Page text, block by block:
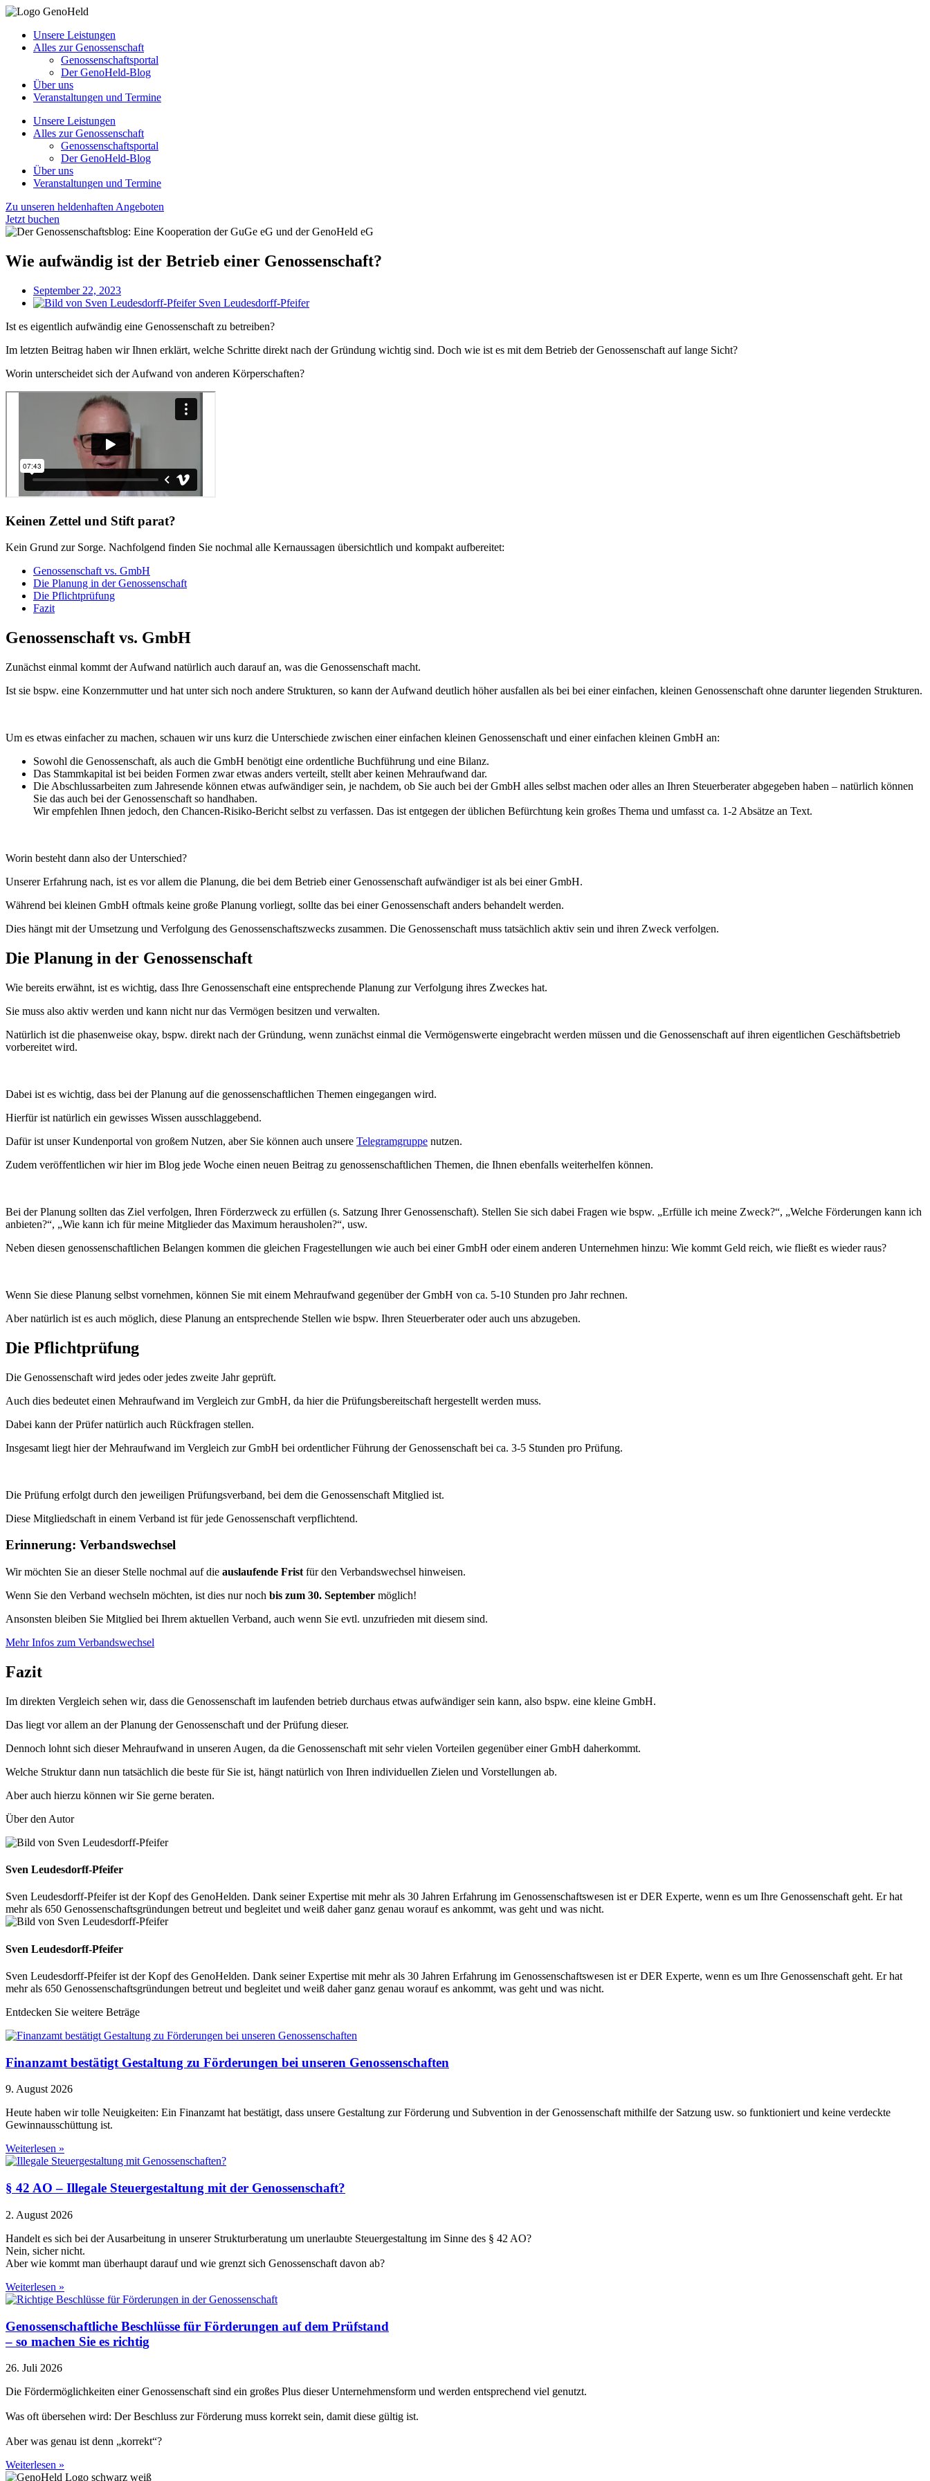
Unsere Leistungen
Alles zur Genossenschaft
Genossenschaftsportal
Der GenoHeld-Blog
Über uns
Veranstaltungen und Termine
Unsere Leistungen
Alles zur Genossenschaft
Genossenschaftsportal
Der GenoHeld-Blog
Über uns
Veranstaltungen und Termine
Zu unseren heldenhaften Angeboten
Jetzt buchen
Wie aufwändig ist der Betrieb einer Genossenschaft?
September 22, 2023
Sven Leudesdorff-Pfeifer
Ist es eigentlich aufwändig eine Genossenschaft zu betreiben?
Im letzten Beitrag haben wir Ihnen erklärt, welche Schritte direkt nach der Gründung wichtig sind. Doch wie ist es mit dem Betrieb der Genossenschaft auf lange Sicht?
Worin unterscheidet sich der Aufwand von anderen Körperschaften?
Keinen Zettel und Stift parat?
Kein Grund zur Sorge. Nachfolgend finden Sie nochmal alle Kernaussagen übersichtlich und kompakt aufbereitet:
Genossenschaft vs. GmbH
Die Planung in der Genossenschaft
Die Pflichtprüfung
Fazit
Genossenschaft vs. GmbH
Zunächst einmal kommt der Aufwand natürlich auch darauf an, was die Genossenschaft macht.
Ist sie bspw. eine Konzernmutter und hat unter sich noch andere Strukturen, so kann der Aufwand deutlich höher ausfallen als bei bei einer einfachen, kleinen Genossenschaft ohne darunter liegenden Strukturen.
Um es etwas einfacher zu machen, schauen wir uns kurz die Unterschiede zwischen einer einfachen kleinen Genossenschaft und einer einfachen kleinen GmbH an:
Sowohl die Genossenschaft, als auch die GmbH benötigt eine ordentliche Buchführung und eine Bilanz.
Das Stammkapital ist bei beiden Formen zwar etwas anders verteilt, stellt aber keinen Mehraufwand dar.
Die Abschlussarbeiten zum Jahresende können etwas aufwändiger sein, je nachdem, ob Sie auch bei der GmbH alles selbst machen oder alles an Ihren Steuerberater abgegeben haben – natürlich können
Sie das auch bei der Genossenschaft so handhaben.
Wir empfehlen Ihnen jedoch, den Chancen-Risiko-Bericht selbst zu verfassen. Das ist entgegen der üblichen Befürchtung kein großes Thema und umfasst ca. 1-2 Absätze an Text.
Worin besteht dann also der Unterschied?
Unserer Erfahrung nach, ist es vor allem die Planung, die bei dem Betrieb einer Genossenschaft aufwändiger ist als bei einer GmbH.
Während bei kleinen GmbH oftmals keine große Planung vorliegt, sollte das bei einer Genossenschaft anders behandelt werden.
Dies hängt mit der Umsetzung und Verfolgung des Genossenschaftszwecks zusammen. Die Genossenschaft muss tatsächlich aktiv sein und ihren Zweck verfolgen.
Die Planung in der Genossenschaft
Wie bereits erwähnt, ist es wichtig, dass Ihre Genossenschaft eine entsprechende Planung zur Verfolgung ihres Zweckes hat.
Sie muss also aktiv werden und kann nicht nur das Vermögen besitzen und verwalten.
Natürlich ist die phasenweise okay, bspw. direkt nach der Gründung, wenn zunächst einmal die Vermögenswerte eingebracht werden müssen und die Genossenschaft auf ihren eigentlichen Geschäftsbetrieb
vorbereitet wird.
Dabei ist es wichtig, dass bei der Planung auf die genossenschaftlichen Themen eingegangen wird.
Hierfür ist natürlich ein gewisses Wissen ausschlaggebend.
Dafür ist unser Kundenportal von großem Nutzen, aber Sie können auch unsere Telegramgruppe nutzen.
Zudem veröffentlichen wir hier im Blog jede Woche einen neuen Beitrag zu genossenschaftlichen Themen, die Ihnen ebenfalls weiterhelfen können.
Bei der Planung sollten das Ziel verfolgen, Ihren Förderzweck zu erfüllen (s. Satzung Ihrer Genossenschaft). Stellen Sie sich dabei Fragen wie bspw. „Erfülle ich meine Zweck?“, „Welche Förderungen kann ich
anbieten?“, „Wie kann ich für meine Mitglieder das Maximum herausholen?“, usw.
Neben diesen genossenschaftlichen Belangen kommen die gleichen Fragestellungen wie auch bei einer GmbH oder einem anderen Unternehmen hinzu: Wie kommt Geld reich, wie fließt es wieder raus?
Wenn Sie diese Planung selbst vornehmen, können Sie mit einem Mehraufwand gegenüber der GmbH von ca. 5-10 Stunden pro Jahr rechnen.
Aber natürlich ist es auch möglich, diese Planung an entsprechende Stellen wie bspw. Ihren Steuerberater oder auch uns abzugeben.
Die Pflichtprüfung
Die Genossenschaft wird jedes oder jedes zweite Jahr geprüft.
Auch dies bedeutet einen Mehraufwand im Vergleich zur GmbH, da hier die Prüfungsbereitschaft hergestellt werden muss.
Dabei kann der Prüfer natürlich auch Rückfragen stellen.
Insgesamt liegt hier der Mehraufwand im Vergleich zur GmbH bei ordentlicher Führung der Genossenschaft bei ca. 3-5 Stunden pro Prüfung.
Die Prüfung erfolgt durch den jeweiligen Prüfungsverband, bei dem die Genossenschaft Mitglied ist.
Diese Mitgliedschaft in einem Verband ist für jede Genossenschaft verpflichtend.
Erinnerung: Verbandswechsel
Wir möchten Sie an dieser Stelle nochmal auf die auslaufende Frist für den Verbandswechsel hinweisen.
Wenn Sie den Verband wechseln möchten, ist dies nur noch bis zum 30. September möglich!
Ansonsten bleiben Sie Mitglied bei Ihrem aktuellen Verband, auch wenn Sie evtl. unzufrieden mit diesem sind.
Mehr Infos zum Verbandswechsel
Fazit
Im direkten Vergleich sehen wir, dass die Genossenschaft im laufenden betrieb durchaus etwas aufwändiger sein kann, also bspw. eine kleine GmbH.
Das liegt vor allem an der Planung der Genossenschaft und der Prüfung dieser.
Dennoch lohnt sich dieser Mehraufwand in unseren Augen, da die Genossenschaft mit sehr vielen Vorteilen gegenüber einer GmbH daherkommt.
Welche Struktur dann nun tatsächlich die beste für Sie ist, hängt natürlich von Ihren individuellen Zielen und Vorstellungen ab.
Aber auch hierzu können wir Sie gerne beraten.
Über den Autor
Sven Leudesdorff-Pfeifer
Sven Leudesdorff-Pfeifer ist der Kopf des GenoHelden. Dank seiner Expertise mit mehr als 30 Jahren Erfahrung im Genossenschaftswesen ist er DER Experte, wenn es um Ihre Genossenschaft geht. Er hat
mehr als 650 Genossenschaftsgründungen betreut und begleitet und weiß daher ganz genau worauf es ankommt, was geht und was nicht.
Sven Leudesdorff-Pfeifer
Sven Leudesdorff-Pfeifer ist der Kopf des GenoHelden. Dank seiner Expertise mit mehr als 30 Jahren Erfahrung im Genossenschaftswesen ist er DER Experte, wenn es um Ihre Genossenschaft geht. Er hat
mehr als 650 Genossenschaftsgründungen betreut und begleitet und weiß daher ganz genau worauf es ankommt, was geht und was nicht.
Entdecken Sie weitere Beträge
Finanzamt bestätigt Gestaltung zu Förderungen bei unseren Genossenschaften
9. August 2026
Heute haben wir tolle Neuigkeiten: Ein Finanzamt hat bestätigt, dass unsere Gestaltung zur Förderung und Subvention in der Genossenschaft mithilfe der Satzung usw. so funktioniert und keine verdeckte
Gewinnausschüttung ist.
Weiterlesen »
§ 42 AO – Illegale Steuergestaltung mit der Genossenschaft?
2. August 2026
Handelt es sich bei der Ausarbeitung in unserer Strukturberatung um unerlaubte Steuergestaltung im Sinne des § 42 AO?
Nein, sicher nicht.
Aber wie kommt man überhaupt darauf und wie grenzt sich Genossenschaft davon ab?
Weiterlesen »
Genossenschaftliche Beschlüsse für Förderungen auf dem Prüfstand
– so machen Sie es richtig
26. Juli 2026
Die Fördermöglichkeiten einer Genossenschaft sind ein großes Plus dieser Unternehmensform und werden entsprechend viel genutzt.
Was oft übersehen wird: Der Beschluss zur Förderung muss korrekt sein, damit diese gültig ist.
Aber was genau ist denn „korrekt“?
Weiterlesen »